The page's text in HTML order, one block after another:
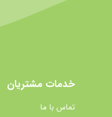
خدمات مشتریان
تماس با ما